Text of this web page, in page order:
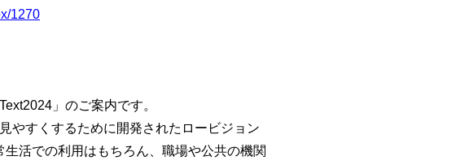
1270
」のご案内です。
やすくするために開発されたロービジョン
活での利用はもちろん、職場や公共の機関